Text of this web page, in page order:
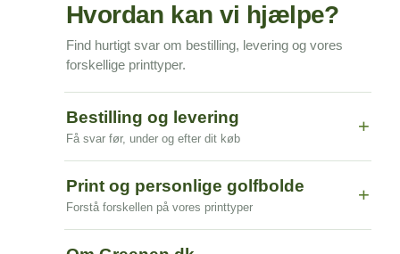
Hvordan kan vi hjælpe?
Find hurtigt svar om bestilling, levering og vores
forskellige printtyper.
Bestilling og levering
Få svar før, under og efter dit køb
+
Print og personlige golfbolde
Forstå forskellen på vores printtyper
+